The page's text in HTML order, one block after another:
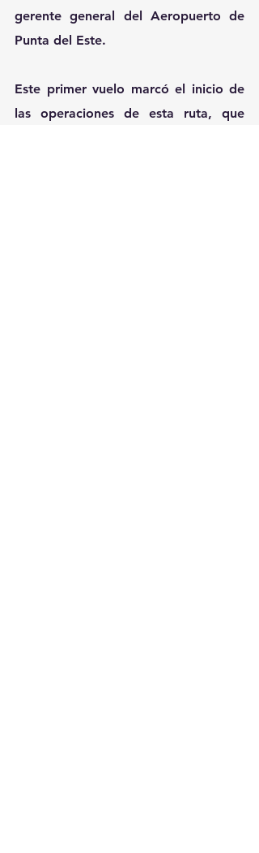
gerente general del Aeropuerto de
Punta del Este.
Este primer vuelo marcó el inicio de
las operaciones de esta ruta, que